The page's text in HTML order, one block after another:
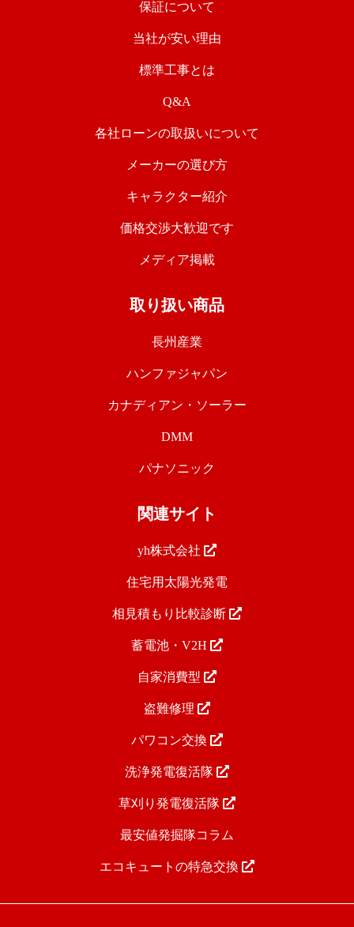
保証について
当社が安い理由
標準工事とは
Q&A
各社ローンの取扱いについて
メーカーの選び方
キャラクター紹介
価格交渉大歓迎です
メディア掲載
取り扱い商品
長州産業
ハンファジャパン
カナディアン・ソーラー
DMM
パナソニック
関連サイト
yh株式会社
住宅用太陽光発電
相見積もり比較診断
蓄電池・V2H
自家消費型
盗難修理
パワコン交換
洗浄発電復活隊
草刈り発電復活隊
最安値発掘隊コラム
エコキュートの特急交換